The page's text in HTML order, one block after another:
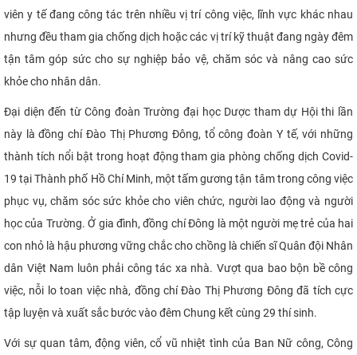
viên y tế đang công tác trên nhiều vị trí công việc, lĩnh vực khác nhau
nhưng đều tham gia chống dịch hoặc các vị trí kỹ thuật đang ngày đêm
tận tâm góp sức cho sự nghiệp bảo vệ, chăm sóc và nâng cao sức
khỏe cho nhân dân.
Đại diện đến từ Công đoàn Trường đại học Dược tham dự Hội thi lần
này là đồng chí Đào Thị Phương Đông, tổ công đoàn Y tế, với những
thành tích nổi bật trong hoạt động tham gia phòng chống dịch Covid-
19 tại Thành phố Hồ Chí Minh, một tấm gương tận tâm trong công việc
phục vụ, chăm sóc sức khỏe cho viên chức, người lao động và người
học của Trường. Ở gia đình, đồng chí Đông là một người mẹ trẻ của hai
con nhỏ là hậu phương vững chắc cho chồng là chiến sĩ Quân đội Nhân
dân Việt Nam luôn phải công tác xa nhà. Vượt qua bao bộn bề công
việc, nỗi lo toan việc nhà, đồng chí Đào Thị Phương Đông đã tích cực
tập luyện và xuất sắc bước vào đêm Chung kết cùng 29 thí sinh.
Với sự quan tâm, động viên, cổ vũ nhiệt tình của Ban Nữ công, Công